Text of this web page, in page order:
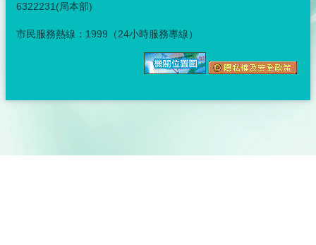
6322231(局本部)
市民服務熱線：1999（24小時服務專線）